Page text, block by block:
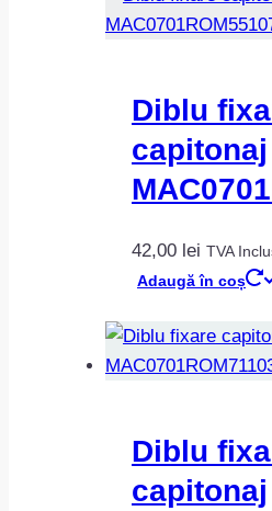
Diblu
capitonaj
42,00 lei TVA
Adaugă în coș
Diblu
capitonaj